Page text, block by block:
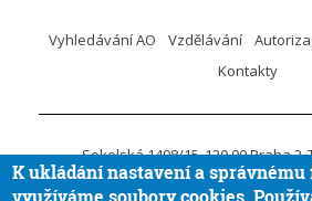
Vyhledávání AO Vzdělávání
Kontakty
Sokolská 1498/15 120 00 Praha 2
ID DS:krvaigt E-mail.:ckait@ckait.cz
K ukládání nastavení a
využíváme soubory cookies.